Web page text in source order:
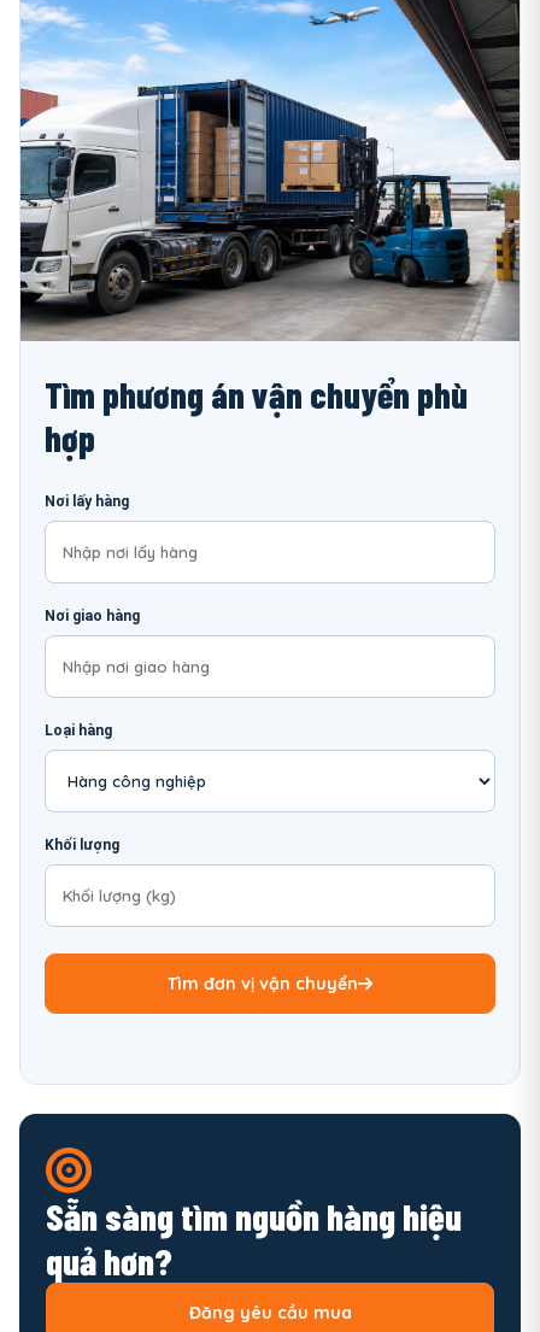
Tìm phương án vận chuyển phù
hợp
Nơi lấy hàng
Nơi giao hàng
Loại hàng
Khối lượng
Tìm đơn vị vận chuyển
Sẵn sàng tìm nguồn hàng hiệu
quả hơn?
Đăng yêu cầu mua